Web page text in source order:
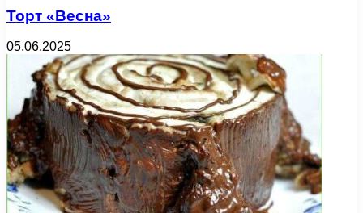
Торт «Весна»
05.06.2025